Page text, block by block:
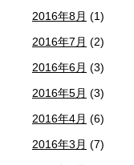
2016年8月 (1)
2016年7月 (2)
2016年6月 (3)
2016年5月 (3)
2016年4月 (6)
2016年3月 (7)